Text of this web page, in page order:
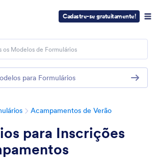
Cadastre-se gratuitamente!
Acampamentos de Verão
para Inscrições
para Formulários